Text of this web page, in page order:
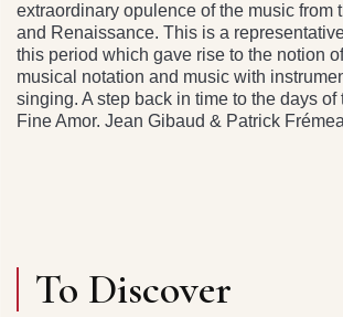
extraordinary opulence of the music from
and Renaissance. This is a
this period which gave rise to the notion
musical notation and music with
singing. A step back in time to the days of
Fine Amor. Jean Gibaud & Patrick
To Discover